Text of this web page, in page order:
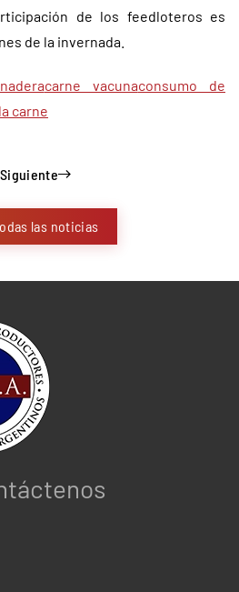
de los feedloteros es
de la invernada.
carne vacunaconsumo de
carne
Siguiente
las noticias